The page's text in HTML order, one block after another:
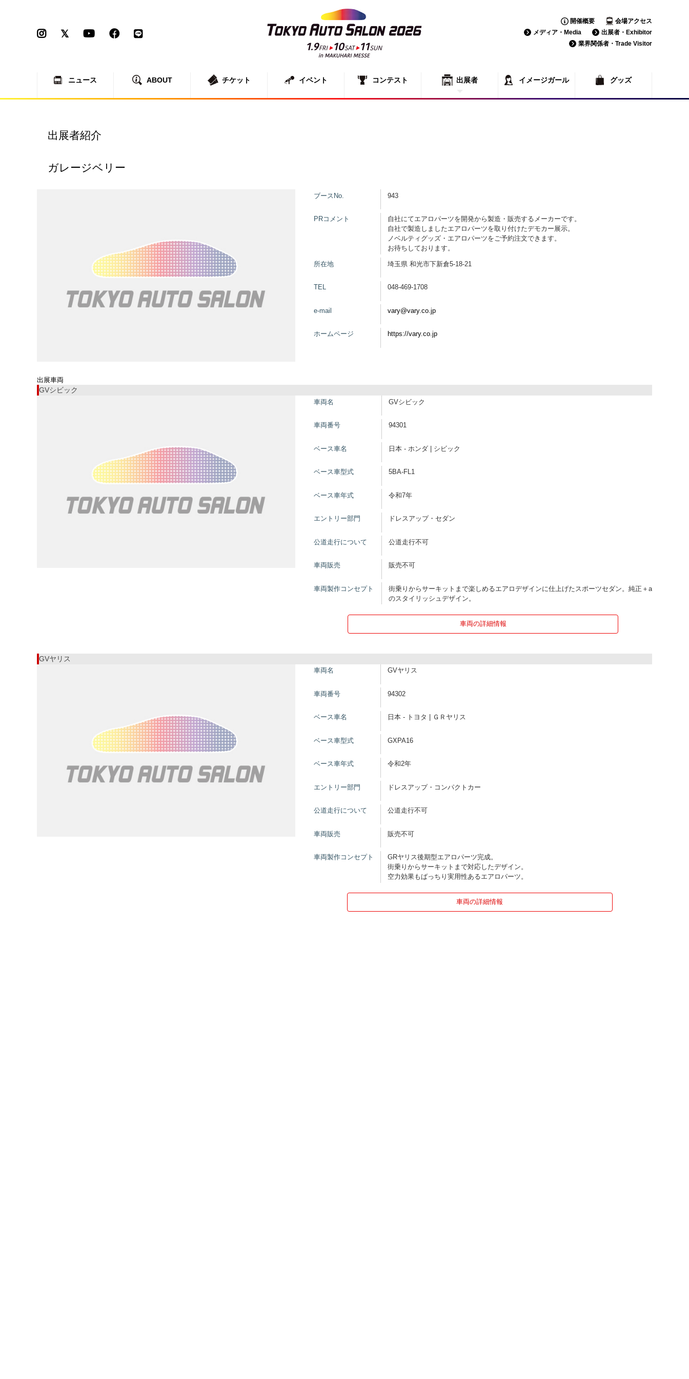
開催概要
会場アクセス
メディア・Media
出展者・Exhibitor
業界関係者・Trade Visitor
ニュース ABOUT チケット イベント コンテスト 出展者
出展者一覧
展示車両一覧
イメージガール グッズ
出展者紹介
ガレージベリー
ブースNo. 943
PRコメント
自社にてエアロパーツを開発から製造・販売するメーカーです。
自社で製造しましたエアロパーツを取り付けたデモカー展示。
ノベルティグッズ・エアロパーツをご予約注文できます。
お待ちしております。
所在地 埼玉県 和光市下新倉5-18-21
TEL 048-469-1708
e-mail vary@vary.co.jp
ホームページ https://vary.co.jp
出展車両
GVシビック
車両名 GVシビック
車両番号 94301
ベース車名 日本 - ホンダ | シビック
ベース車型式 5BA-FL1
ベース車年式 令和7年
エントリー部門 ドレスアップ・セダン
公道走行について 公道走行不可
車両販売 販売不可
車両製作コンセプト
街乗りからサーキットまで楽しめるエアロデザインに仕上げたスポーツセダン。純正＋a
のスタイリッシュデザイン。
車両の詳細情報
GVヤリス
車両名 GVヤリス
車両番号 94302
ベース車名 日本 - トヨタ | ＧＲヤリス
ベース車型式 GXPA16
ベース車年式 令和2年
エントリー部門 ドレスアップ・コンパクトカー
公道走行について 公道走行不可
車両販売 販売不可
車両製作コンセプト
GRヤリス後期型エアロパーツ完成。
街乗りからサーキットまで対応したデザイン。
空力効果もばっちり実用性あるエアロパーツ。
車両の詳細情報